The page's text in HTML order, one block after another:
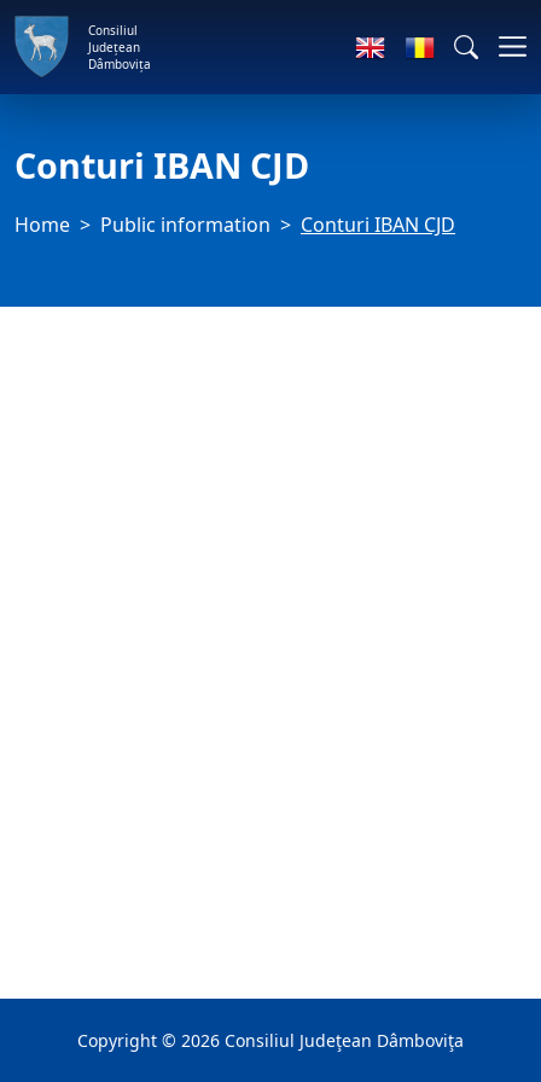
Consiliul
Județean
Dâmbovița
Conturi IBAN CJD
Home Public information Conturi IBAN CJD
Copyright © 2026 Consiliul Judeţean Dâmboviţa